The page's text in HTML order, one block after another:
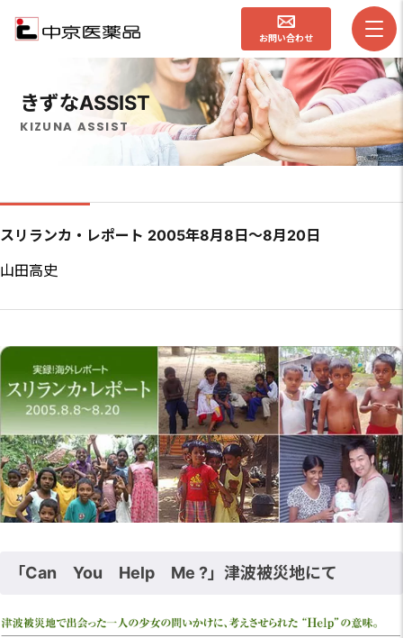
お問い合わせ
きずなASSIST
KIZUNA ASSIST
スリランカ・レポート 2005年8月8日〜8月20日
山田高史
「Can You Help Me ?」津波被災地にて